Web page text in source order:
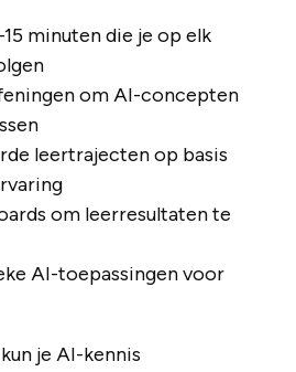
minuten die je op elk
om AI-concepten
leertrajecten op basis
om leerresultaten te
AI-toepassingen voor
je AI-kennis